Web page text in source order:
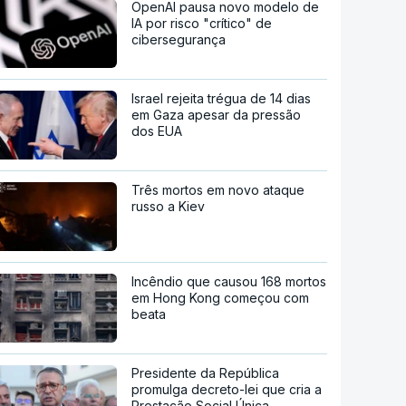
OpenAI pausa novo modelo de
IA por risco "crítico" de
cibersegurança
Israel rejeita trégua de 14 dias
em Gaza apesar da pressão
dos EUA
Três mortos em novo ataque
russo a Kiev
Incêndio que causou 168 mortos
em Hong Kong começou com
beata
Presidente da República
promulga decreto-lei que cria a